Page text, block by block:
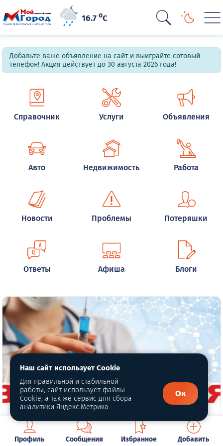
16.7oC
Добавьте ваше объявление на сайт и выиграйте сотовый
телефон! Акция действует до 30 августа 2026 года!
Справочник Услуги Объявления
Авто Недвижимость Работа
Новости Проблемы Потеряшки
Ответы Афиша Блоги
Профиль Сообщения Избранное Добавить
Наш сайт использует Cookie
Для правильной и стабильной
работы, сайт использует файлы
Cookie, а так же сервис для сбора
аналитики Яндекс.Метрика
Ок